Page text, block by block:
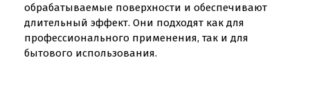
обрабатываемые поверхности и обеспечивают
длительный эффект. Они подходят как для
профессионального применения, так и для
бытового использования.